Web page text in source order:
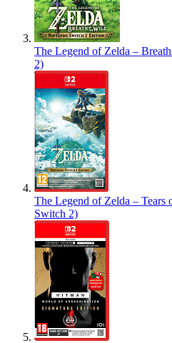
The Legend of Zelda –
2)
The Legend of Zelda –
Switch 2)